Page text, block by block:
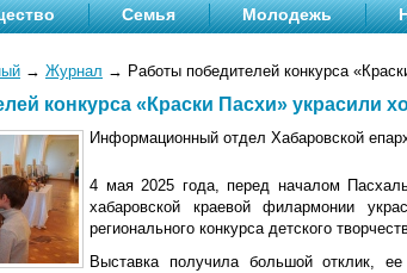
Семья Молодежь
→ Журнал → Работы победителей конкурса
конкурса «Краски Пасхи» украсили
Информационный отдел Хабаровской
4 мая 2025 года, перед началом
хабаровской краевой филармонии
регионального конкурса детского
Выставка получила большой отклик,